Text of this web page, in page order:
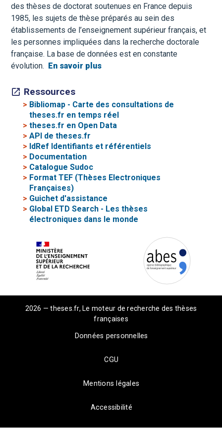
des thèses de doctorat soutenues en France depuis
1985, les sujets de thèse préparés au sein des
établissements de l’enseignement supérieur français, et
les personnes impliquées dans la recherche doctorale
française. La base de données est en constante
évolution.
En savoir plus
Ressources
> Bibliomap - Carte des consultations de
theses.fr en temps réel
>theses.fr en Open Data
>API de theses.fr
> IdRef Identifiants et référentiels
> Documentation
> Catalogue Sudoc
> Format TEF (Thèses Electroniques
Françaises)
> Guichet d'assistance
> Global ETD Search - Les thèses
électroniques dans le monde
2026 — theses.fr, Le moteur de recherche des thèses
françaises
Données personnelles
CGU
Mentions légales
Accessibilité